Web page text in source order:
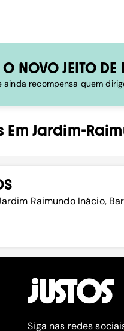
NOVO JEITO
ainda recompensa quem
Em Jardim-
Raimundo Inácio,
Siga nas redes